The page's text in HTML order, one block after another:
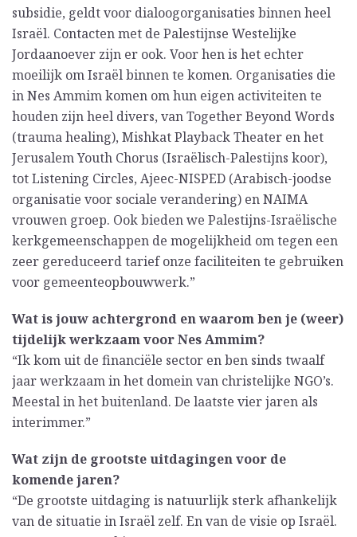
subsidie, geldt voor dialoogorganisaties binnen heel
Israël. Contacten met de Palestijnse Westelijke
Jordaanoever zijn er ook. Voor hen is het echter
moeilijk om Israël binnen te komen. Organisaties die
in Nes Ammim komen om hun eigen activiteiten te
houden zijn heel divers, van Together Beyond Words
(trauma healing), Mishkat Playback Theater en het
Jerusalem Youth Chorus (Israëlisch-Palestijns koor),
tot Listening Circles, Ajeec-NISPED (Arabisch-joodse
organisatie voor sociale verandering) en NAIMA
vrouwen groep. Ook bieden we Palestijns-Israëlische
kerkgemeenschappen de mogelijkheid om tegen een
zeer gereduceerd tarief onze faciliteiten te gebruiken
voor gemeenteopbouwwerk.”
Wat is jouw achtergrond en waarom ben je (weer)
tijdelijk werkzaam voor Nes Ammim?
“Ik kom uit de financiële sector en ben sinds twaalf
jaar werkzaam in het domein van christelijke NGO’s.
Meestal in het buitenland. De laatste vier jaren als
interimmer.”
Wat zijn de grootste uitdagingen voor de
komende jaren?
“De grootste uitdaging is natuurlijk sterk afhankelijk
van de situatie in Israël zelf. En van de visie op Israël.